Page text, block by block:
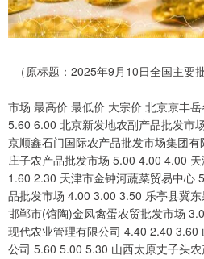
（原标题：2025年9月10日全国主要
市场 最高价 最低价 大宗价 北京京丰
5.60 6.00 北京新发地农副产品批发市
京顺鑫石门国际农产品批发市场集团
庄子农产品批发市场 5.00 4.00 4.00
1.60 2.30 天津市金钟河蔬菜贸易中心
品批发市场 4.00 3.00 3.50 乐亭县冀
邯郸市(馆陶)金凤禽蛋农贸批发市场
现代农业管理有限公司 4.40 2.40 3.60
公司 5.60 5.00 5.30 山西太原丈子头农